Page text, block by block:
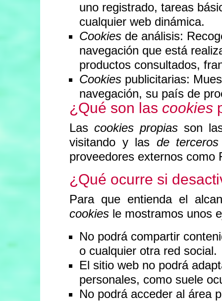
uno registrado, tareas
cualquier web dinámica.
Cookies de análisis:
navegación que está
productos consultados,
Cookies publicitarias:
navegación, su país de
¿Qué son las cookies
Las cookies propias son
visitando y las de terceros
proveedores externos como
¿Qué ocurre si
Para que entienda el
cookies le mostramos unos
No podrá compartir
o cualquier otra red social.
El sitio web no podrá
personales, como suele
No podrá acceder al área